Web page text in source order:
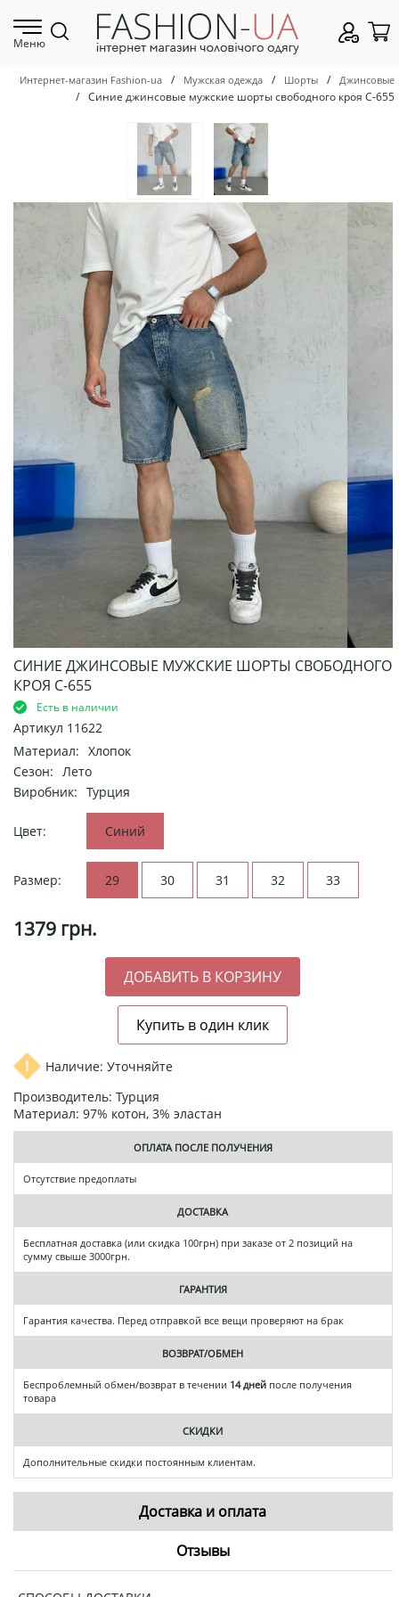
Меню
Интернет-магазин Fashion-ua / Мужская одежда / Шорты / Джинсовые
/ Синие джинсовые мужские шорты свободного кроя С-655
СИНИЕ ДЖИНСОВЫЕ МУЖСКИЕ ШОРТЫ СВОБОДНОГО
КРОЯ С-655
Есть в наличии
Артикул 11622
Материал: Хлопок
Сезон:
Лето
Виробник: Турция
Цвет: Синий
Размер: 29 30 31 32 33
1379 грн.
Наличие: Уточняйте
Производитель: Турция
Материал: 97% котон, 3% эластан
ОПЛАТА ПОСЛЕ ПОЛУЧЕНИЯ
Отсутствие предоплаты
ДОСТАВКА
Бесплатная доставка (или скидка 100грн) при заказе от 2 позиций на
сумму свыше 3000грн.
ГАРАНТИЯ
Гарантия качества. Перед отправкой все вещи проверяют на брак
ВОЗВРАТ/ОБМЕН
Беспроблемный обмен/возврат в течении 14 дней после получения
товара
СКИДКИ
Дополнительные скидки постоянным клиентам.
Доставка и оплата
Отзывы